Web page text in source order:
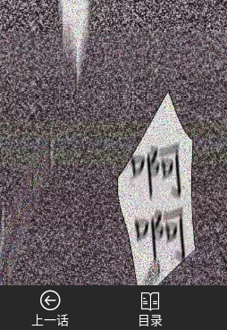
上一话 目录